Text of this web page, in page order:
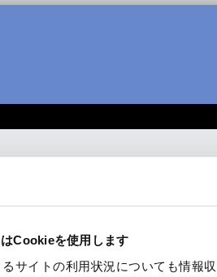
Cookieを使用します
るサイトの利用状況についても情報